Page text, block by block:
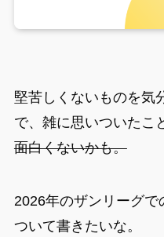
堅苦しくないものを気
で、雑に思いついたこ
面白くないかも。
2026年のザンリーグ
ついて書きたいな。